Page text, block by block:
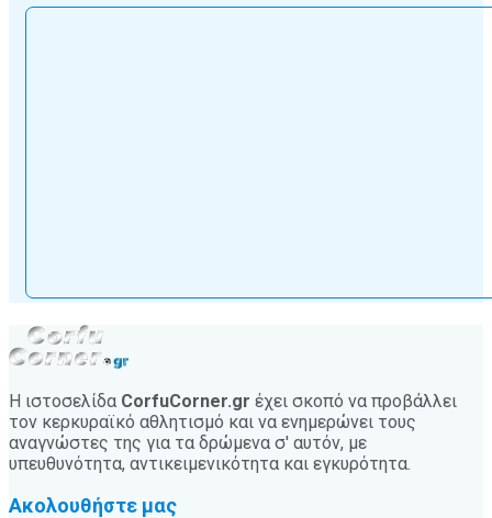
Η ιστοσελίδα CorfuCorner.gr έχει σκοπό να προβάλλει
τον κερκυραϊκό αθλητισμό και να ενημερώνει τους
αναγνώστες της για τα δρώμενα σ' αυτόν, με
υπευθυνότητα, αντικειμενικότητα και εγκυρότητα.
Ακολουθήστε μας